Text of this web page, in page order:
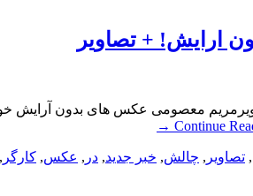
ارایش! + تصاویر
معصومی عکس های بدون آرایش
Continue
→
, تصاویر , چالش, خبر جدید, در , عکس, کارگر ,